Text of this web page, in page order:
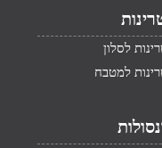
לסלון
למטבח